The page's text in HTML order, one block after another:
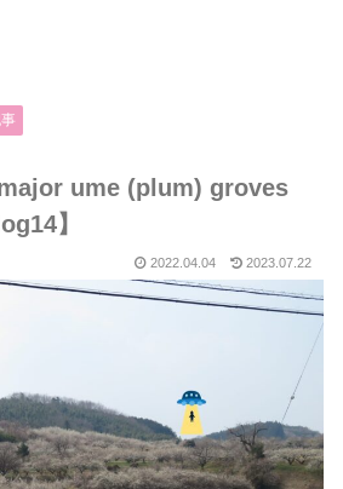
ume (plum) groves
】
2022.04.04 2023.07.22